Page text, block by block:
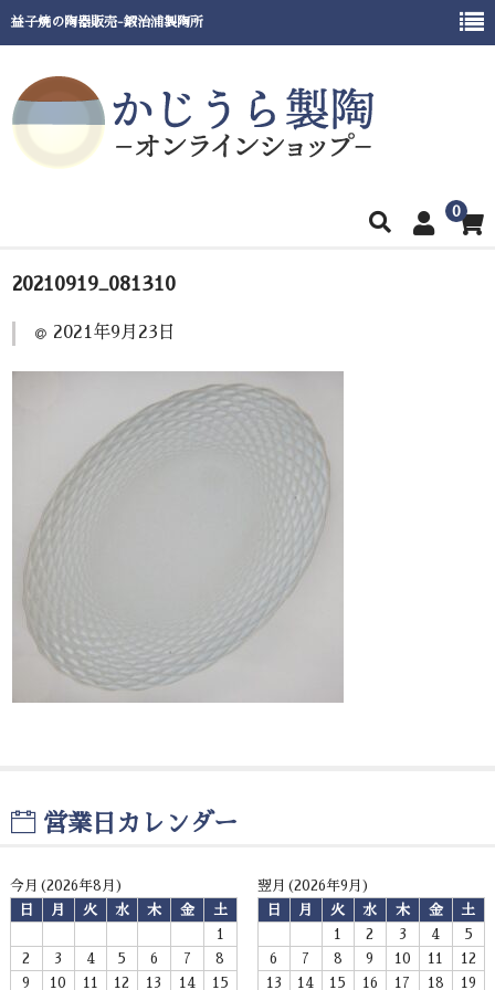
益子焼の陶器販売-鍛治浦製陶所
0
ホーム
商品一覧
窯元紹介
催事出展情報
ご利用ガイド
お問い合わせ
20210919_081310
2021年9月23日
営業日カレンダー
今月(2026年8月)
日
月 火 水 木 金
土
1
2
3 4 5 6 7
8
9
10 11 12 13 14 15
翌月(2026年9月)
日
月 火 水 木 金
土
1
2 3 4
5
6
7 8 9 10 11
12
13
14 15 16 17 18 19